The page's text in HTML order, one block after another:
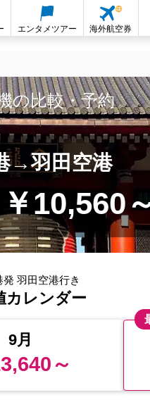
エンタメツアー 海外航空券
の比較・予約
→羽田空港
￥10,560
発 羽田空港行き
カレンダー
9月
～